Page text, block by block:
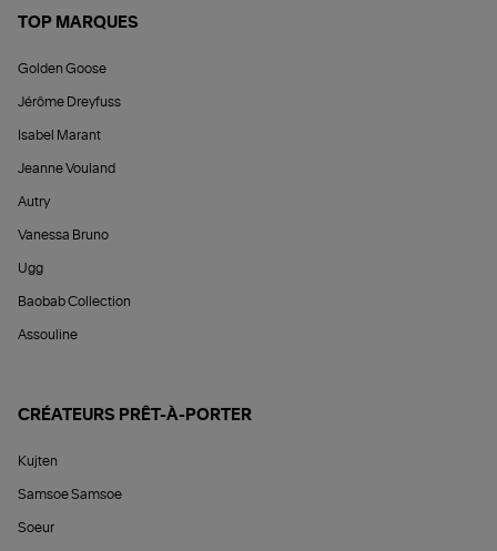
TOP MARQUES
Golden Goose
Jérôme Dreyfuss
Isabel Marant
Jeanne Vouland
Autry
Vanessa Bruno
Ugg
Baobab Collection
Assouline
CRÉATEURS PRÊT-À-PORTER
Kujten
Samsoe Samsoe
Soeur